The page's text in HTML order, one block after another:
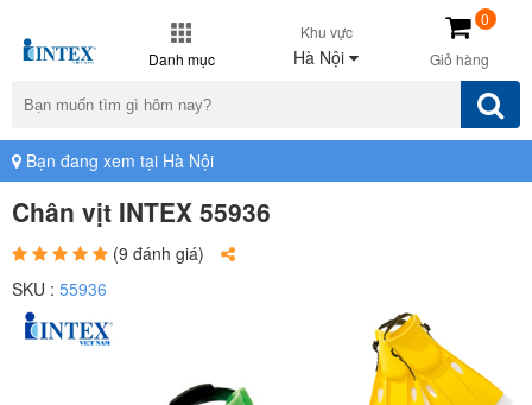
Danh mục
Khu vực
Hà Nội Giỏ hàng
0
Bạn đang xem tại Hà Nội
Chân vịt INTEX 55936
(9 đánh giá)
SKU : 55936